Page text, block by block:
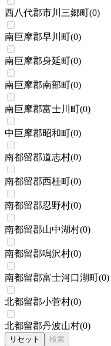
西八代郡市川三郷町(0)
南巨摩郡早川町(0)
南巨摩郡身延町(0)
南巨摩郡南部町(0)
南巨摩郡富士川町(0)
中巨摩郡昭和町(0)
南都留郡道志村(0)
南都留郡西桂町(0)
南都留郡忍野村(0)
南都留郡山中湖村(0)
南都留郡鳴沢村(0)
南都留郡富士河口湖町(0)
北都留郡小菅村(0)
北都留郡丹波山村(0)
リセット 検索